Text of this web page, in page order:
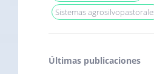
Sistemas
Últimas publicaciones